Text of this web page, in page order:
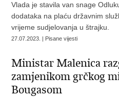
Vlada je stavila van snage
dodataka na plaću državnim
vrijeme sudjelovanja u štrajku.
27.07.2023. | Pisane vijesti
Ministar Malenica
zamjenikom grčkog
Bougasom